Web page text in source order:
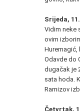
Srijeda,
Vidim neke
ovim
Huremagić,
Odavde do
dugačak je
sata hoda.
Ramizov
Četvrtak,